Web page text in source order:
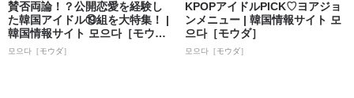
賛否両論！？公開恋愛を経験し
た韓国アイドル⑲組を大特集！ |
韓国情報サイト 모으다［モウ
ダ］
모으다［モウダ］
KPOPアイドルPICK♡ヨアジョ
ンメニュー | 韓国情報サイト 모
으다［モウダ］
모으다［モウダ］